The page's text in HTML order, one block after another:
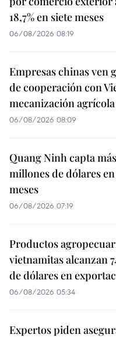
18,7% en siete meses
06/08/2026 08:19
Empresas chinas ven
de cooperación con
mecanización agrícola
06/08/2026 08:09
Quang Ninh capta
millones de dólares
meses
06/08/2026 07:19
Productos
vietnamitas alcanzan
de dólares en
06/08/2026 05:34
Expertos piden